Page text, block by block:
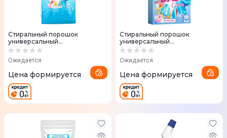
Стиральный порошок
универсальный
бесфосфатный для цветных
Ожидается
Цена формируется
Стиральный порошок
универсальный
безфосфатный DAST Color,
Ожидается
Цена формируется